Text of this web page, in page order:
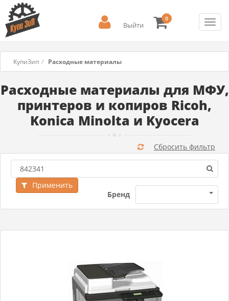
Выйти
0
КупиЗип Расходные материалы
Расходные материалы для МФУ,
принтеров и копиров Ricoh,
Konica Minolta и Kyocera
Бренд
Применить
Сбросить фильтр